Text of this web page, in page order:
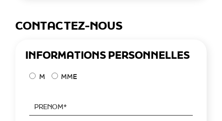
CONTACTEZ-NOUS
INFORMATIONS PERSONNELLES
M MME